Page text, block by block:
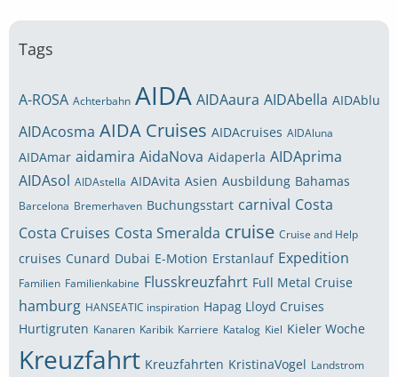
Tags
A-ROSA Achterbahn AIDA AIDAaura AIDAbella AIDAblu
AIDAcosma AIDA Cruises AIDAcruises AIDAluna
AIDAmar aidamira AidaNova Aidaperla AIDAprima
AIDAsol AIDAstella AIDAvita Asien Ausbildung Bahamas
Barcelona Bremerhaven Buchungsstart carnival Costa
Costa Cruises Costa Smeralda cruise Cruise and Help
cruises Cunard Dubai E-Motion Erstanlauf Expedition
Familien Familienkabine Flusskreuzfahrt Full Metal Cruise
hamburg HANSEATIC inspiration Hapag Lloyd Cruises
Hurtigruten Kanaren Karibik Karriere Katalog Kiel Kieler Woche
Kreuzfahrt Kreuzfahrten KristinaVogel Landstrom